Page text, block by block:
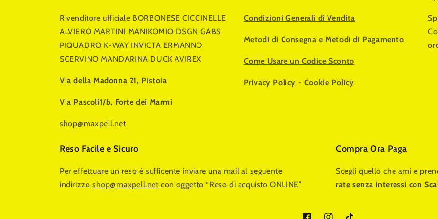
Rivenditore ufficiale BORBONESE CICCINELLE
ALVIERO MARTINI MANIKOMIO DSGN GABS
PIQUADRO K-WAY INVICTA ERMANNO
SCERVINO MANDARINA DUCK AVIREX
Via della Madonna 21, Pistoia
Via Pascoli1/b, Forte dei Marmi
shop@maxpell.net
Condizioni Generali di Vendita
Metodi di Consegna e Metodi di Pagamento
Come Usare un Codice Sconto
Privacy Policy - Cookie Policy
Reso Facile e Sicuro
Per effettuare un reso è sufficente inviare una mail al seguente
indirizzo shop@maxpell.net con oggetto “Reso di acquisto ONLINE”
Compra Ora Paga
Scegli quello che ami e
rate senza interessi con